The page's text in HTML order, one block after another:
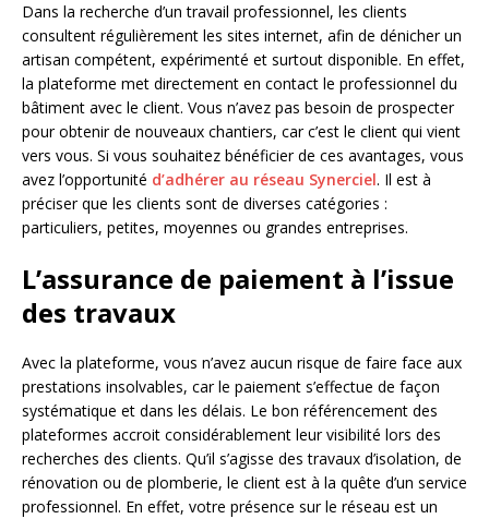
Dans la recherche d’un travail professionnel, les clients
consultent régulièrement les sites internet, afin de dénicher un
artisan compétent, expérimenté et surtout disponible. En effet,
la plateforme met directement en contact le professionnel du
bâtiment avec le client. Vous n’avez pas besoin de prospecter
pour obtenir de nouveaux chantiers, car c’est le client qui vient
vers vous. Si vous souhaitez bénéficier de ces avantages, vous
avez l’opportunité d’adhérer au réseau Synerciel. Il est à
préciser que les clients sont de diverses catégories :
particuliers, petites, moyennes ou grandes entreprises.
L’assurance de paiement à l’issue
des travaux
Avec la plateforme, vous n’avez aucun risque de faire face aux
prestations insolvables, car le paiement s’effectue de façon
systématique et dans les délais. Le bon référencement des
plateformes accroit considérablement leur visibilité lors des
recherches des clients. Qu’il s’agisse des travaux d’isolation, de
rénovation ou de plomberie, le client est à la quête d’un service
professionnel. En effet, votre présence sur le réseau est un